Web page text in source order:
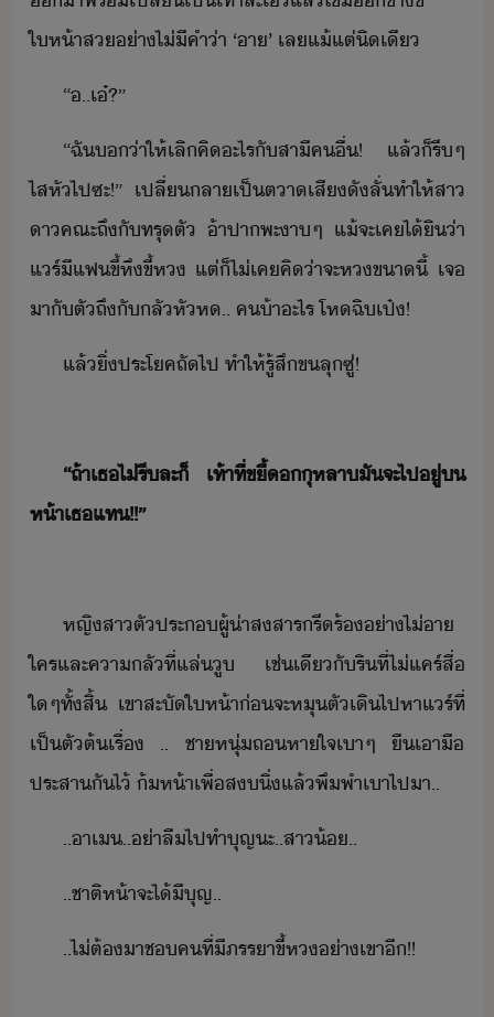
ให้า​ส​่า​ไ่ี​คำ​่า​ ​‘​า​’​ ​เล​แ้แต่​ิเี
“​.​.​เ๋​?​”
“​ฉั​่า​ให้​เลิ​คิ​ะไร​ั​สาี​คื่​!​ ​แล้็​รี​ๆ​
ไสหัไป​ซะ​!​”​ ​เปลี่​ลาเป็​ตา​เสีั​ลั่​ทำให้​สา​
า​คณะ​ถึั​ทรุตั​ ​้า​ปา​พะาๆ​ ​แ้​จะ​เค​ไ้ิ​่า​
แร์​ี​แฟ​ขี้หึ​ขี้​ห​ ​แต่​็​ไ่เค​คิ​่า​จะ​ห​ขา​ี้​ ​เจ​
าั​ตั​ถึั​ลัหัห​..​ ​ค้า​ะไร​ ​โห​ฉิ​เป๋​!
แล้​ิ่​ประโค​ถัไป​ ​ทำให้​รู้สึ​ขลุซู่​!
​“​ถ้า​เธ​ไ่​รี​ละ​็​ ​เท้า​ที่​ขี้​ุหลา​ั​จะ​ไป​ู่​​
ห้า​เธ​แท​!​!​”​ ​
หญิสา​ตัประ​ผู้​่าสสาร​รีร้​่า​ไ่า​
ใคร​และ​คาลั​ที่​แล่​ู​ ​เช่เีั​ริ​ที่​ไ่แคร์​สื่​
ใๆ​ทั้สิ้​ ​เขา​สะัใ​ห้า​่​จะ​หุตั​เิ​ไปหา​แร์​ที่​
เป็ตั​ต้เรื่​ ​..​ ​ชาหุ่​ถหาใจ​เา​ๆ​ ​ื​เา​ื​
ประสาั​ไ้​ ​้ห้า​เพื่​สิ่​แล้​พึพำ​เา​ไปา​..
..​าเ​..​่า​ลื​ไป​ทำุญ​ะ​..​สา้​..
..​ชาติห้า​จะ​ไ้​ีุญ​..
..​ไ่ต้​าช​​คที​่​ี​ภรรา​ขี้​ห​่า​เขา​ี​!​!